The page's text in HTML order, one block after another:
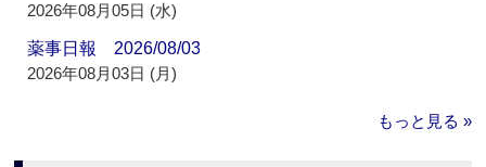
2026年08月05日 (水)
薬事日報 2026/08/03
2026年08月03日 (月)
もっと見る »